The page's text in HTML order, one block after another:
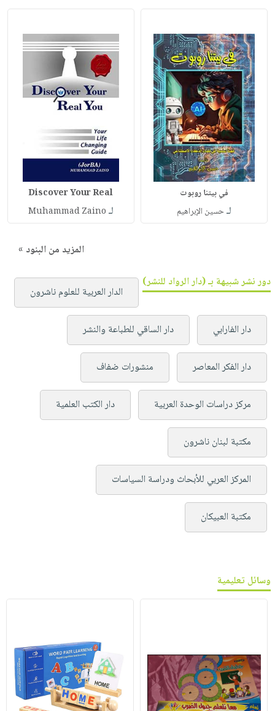
في بيتنا روبوت
لـحسين الإبراهيم
Discover Your Real
لـ Muhammad Zaino
المزيد من البنود »
دور نشر شبيهة بـ (دار الرواد للنشر)
الدار العربية للعلوم ناشرون
دار الفارابي دار الساقي للطباعة والنشر
دار الفكر المعاصر منشورات ضفاف
مركز دراسات الوحدة العربية دار الكتب العلمية
مكتبة لبنان ناشرون
المركز العربي للأبحاث ودراسة السياسات
مكتبة العبيكان
وسائل تعليمية